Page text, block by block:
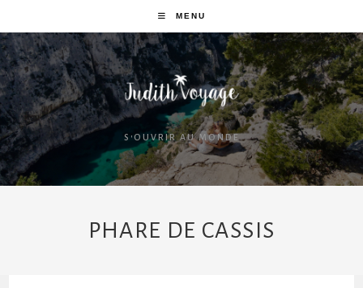
MENU
S'OUVRIR AU MONDE
PHARE DE CASSIS